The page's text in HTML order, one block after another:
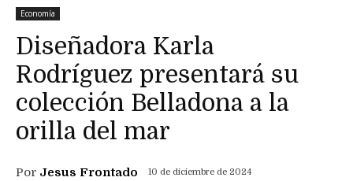
Economía
Diseñadora Karla
Rodríguez presentará su
colección Belladona a la
orilla del mar
Por Jesus Frontado 10 de diciembre de 2024